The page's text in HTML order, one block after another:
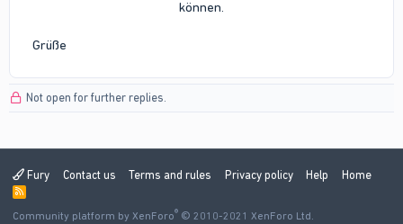
können.​
Grüße
Not open for further replies.
Fury Contact us Terms and rules Privacy policy Help Home
R
S
Community platform by XenForo® © 2010-2021 XenForo Ltd.